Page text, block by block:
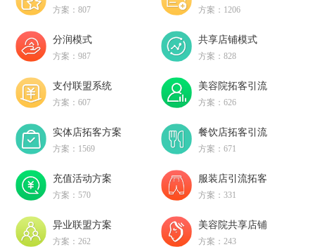
方案：807 方案：1206
分润模式
方案：987
共享店铺模式
方案：828
支付联盟系统
方案：607
美容院拓客引流
方案：626
实体店拓客方案
方案：1569
餐饮店拓客引流
方案：671
充值活动方案
方案：570
服装店引流拓客
方案：331
异业联盟方案
方案：262
美容院共享店铺
方案：243